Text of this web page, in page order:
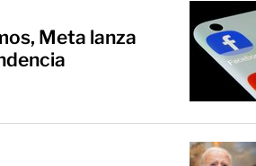
Meta lanza